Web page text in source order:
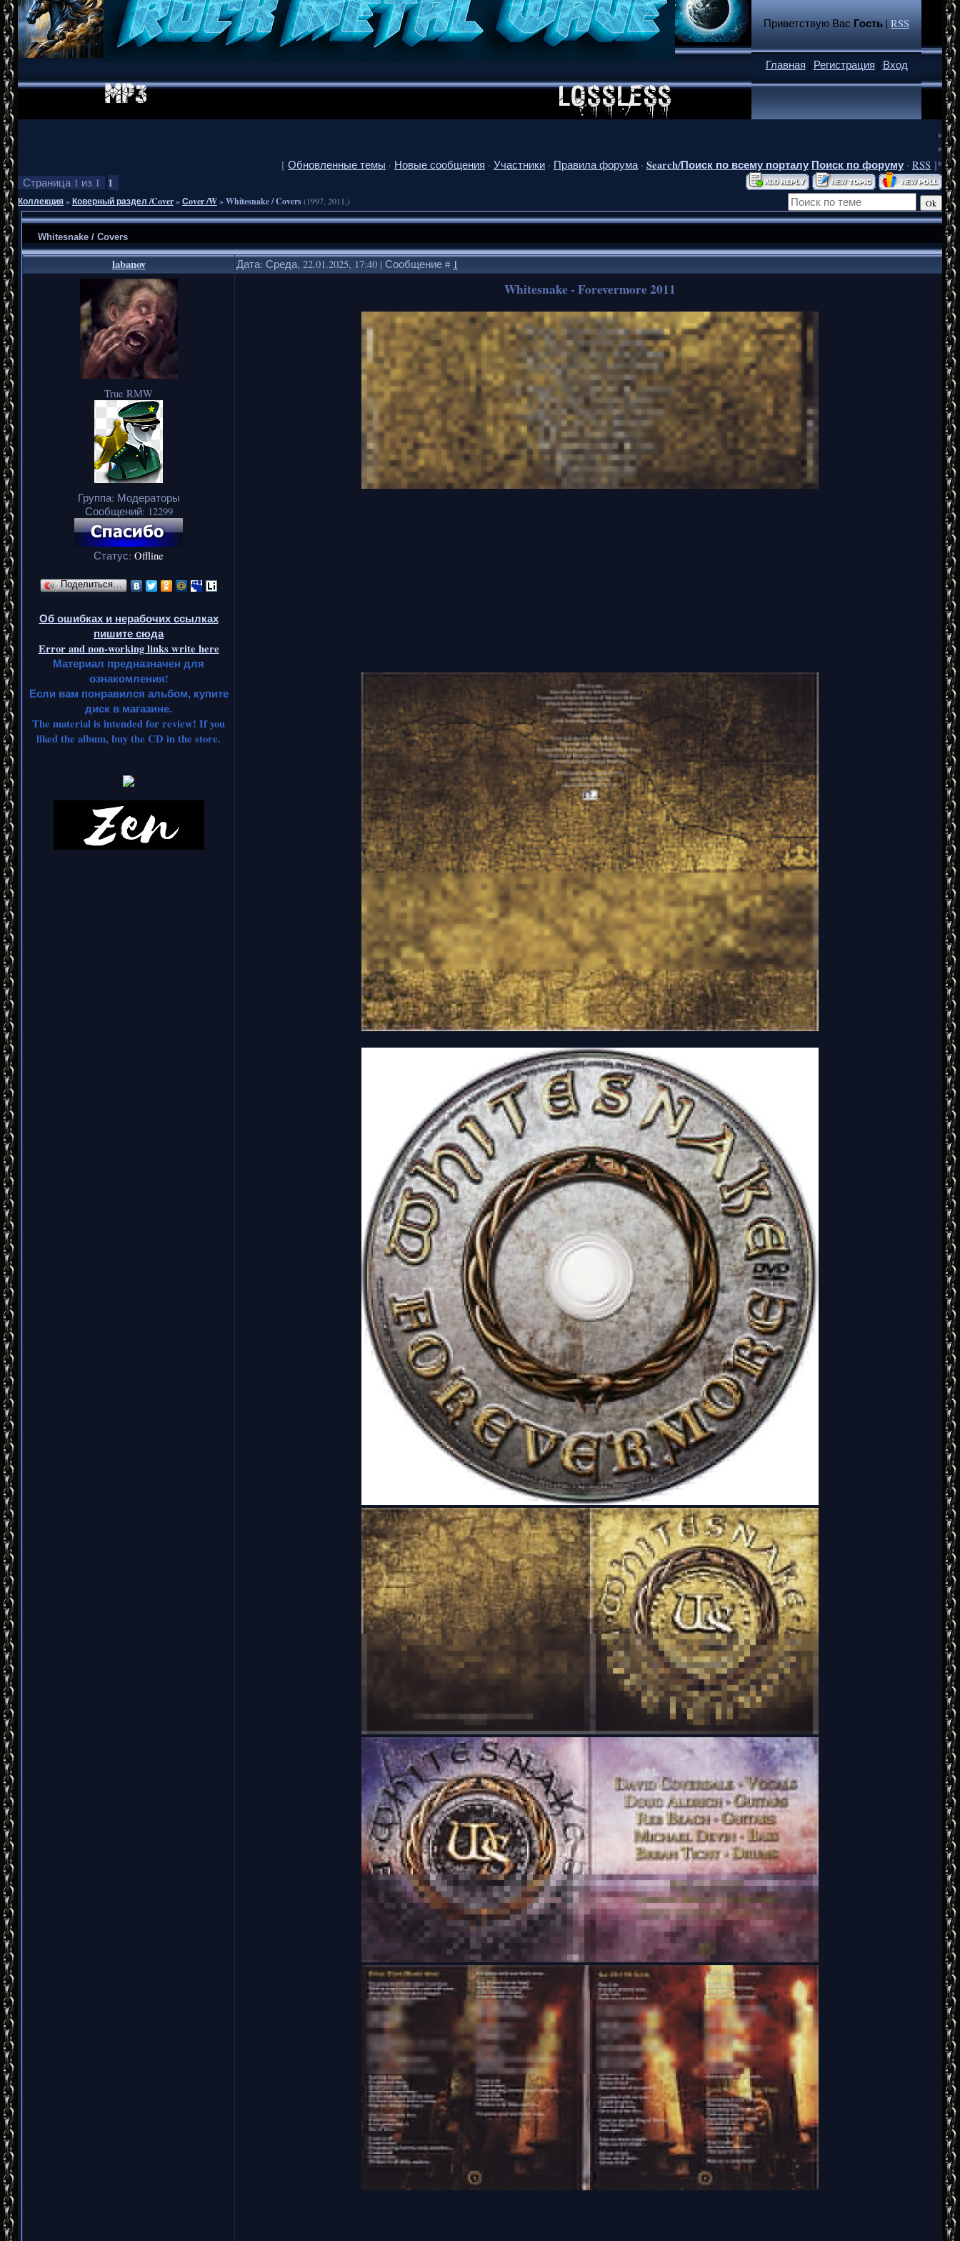
Приветствую Вас Гость|RSS
Главная | Регистрация | Вход
*
*
[ Обновленные темы · Новые сообщения · Участники · Правила форума · Search/Поиск по всему порталу Поиск по форуму · RSS ]*
Страница 1 из 1 1
Коллекция»Коверный раздел /Cover»Сover /W»Whitesnake / Covers(1997, 2011,)
Whitesnake / Covers
labanov Дата: Среда, 22.01.2025, 17:40 | Сообщение # 1
True RMW
Группа: Модераторы
Сообщений: 12299
Статус: Offline
Поделиться…
Об ошибках и нерабочих ссылках
пишите сюда
Error and non-working links write here
Материал предназначен для
ознакомления!
Если вам понравился альбом, купите
диск в магазине.
The material is intended for review! If you
liked the album, buy the CD in the store.
Whitesnake - Forevermore 2011